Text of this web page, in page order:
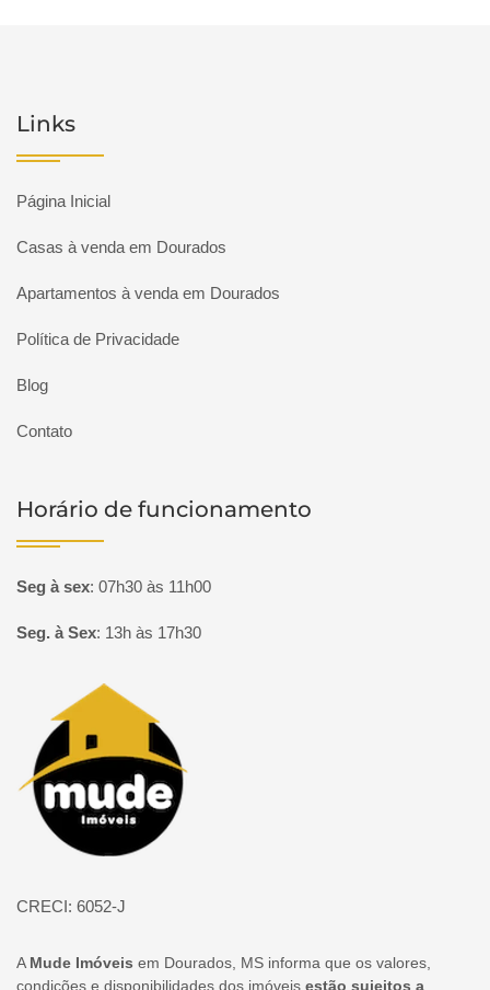
Links
Página Inicial
Casas à venda em Dourados
Apartamentos à venda em Dourados
Política de Privacidade
Blog
Contato
Horário de funcionamento
Seg à sex: 07h30 às 11h00
Seg. à Sex: 13h às 17h30
Página inicial
CRECI: 6052-J
A Mude Imóveis em Dourados, MS informa que os valores,
condições e disponibilidades dos imóveis estão sujeitos a